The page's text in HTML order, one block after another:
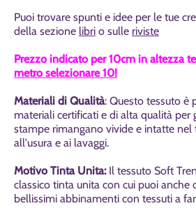
Puoi trovare spunti e idee per le tue
della sezione libri o sulle riviste
Prezzo indicato per 10cm in altezza
metro selezionare 10!
Materiali di Qualità: Questo tessuto
materiali certificati e di alta qualità per
stampe rimangano vivide e intatte nel
all'usura e ai lavaggi.
Motivo Tinta Unita:Il tessuto Soft
classico tinta unita con cui puoi anche
bellissimi abbinamenti con tessuti a